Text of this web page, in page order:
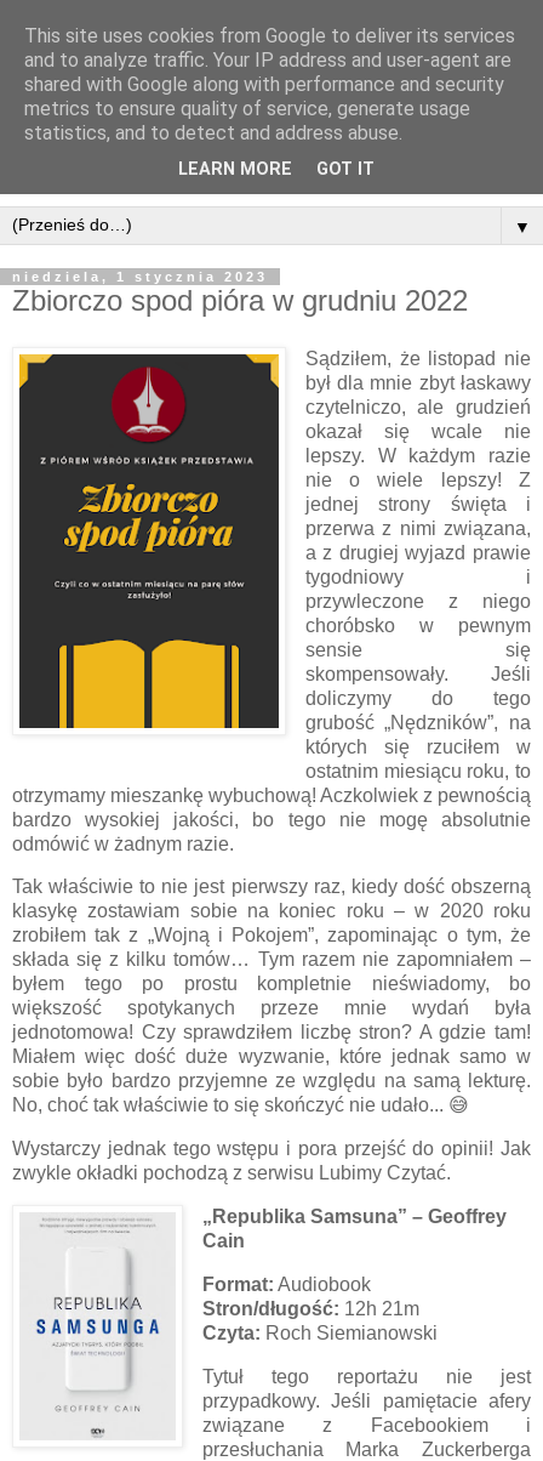
▼
niedziela, 1 stycznia 2023
Zbiorczo spod pióra w grudniu 2022
Sądziłem, że listopad nie
był dla mnie zbyt łaskawy
czytelniczo, ale grudzień
okazał się wcale nie
lepszy. W każdym razie
nie o wiele lepszy! Z
jednej strony święta i
przerwa z nimi związana,
a z drugiej wyjazd prawie
tygodniowy i
przywleczone z niego
choróbsko w pewnym
sensie się
skompensowały. Jeśli
doliczymy do tego
grubość „Nędzników”, na
których się rzuciłem w
ostatnim miesiącu roku, to
otrzymamy mieszankę wybuchową! Aczkolwiek z pewnością
bardzo wysokiej jakości, bo tego nie mogę absolutnie
odmówić w żadnym razie.
Tak właściwie to nie jest pierwszy raz, kiedy dość obszerną
klasykę zostawiam sobie na koniec roku – w 2020 roku
zrobiłem tak z „Wojną i Pokojem”, zapominając o tym, że
składa się z kilku tomów… Tym razem nie zapomniałem –
byłem tego po prostu kompletnie nieświadomy, bo
większość spotykanych przeze mnie wydań była
jednotomowa! Czy sprawdziłem liczbę stron? A gdzie tam!
Miałem więc dość duże wyzwanie, które jednak samo w
sobie było bardzo przyjemne ze względu na samą lekturę.
No, choć tak właściwie to się skończyć nie udało... 😅
Wystarczy jednak tego wstępu i pora przejść do opinii! Jak
zwykle okładki pochodzą z serwisu Lubimy Czytać.
„Republika Samsuna” – Geoffrey
Cain
Format: Audiobook
Stron/długość: 12h 21m
Czyta: Roch Siemianowski
Tytuł tego reportażu nie jest
przypadkowy. Jeśli pamiętacie afery
związane z Facebookiem i
przesłuchania Marka Zuckerberga
This site uses cookies from Google to deliver its services
and to analyze traffic. Your IP address and user-agent are
shared with Google along with performance and security
metrics to ensure quality of service, generate usage
statistics, and to detect and address abuse.
LEARN MORE GOT IT